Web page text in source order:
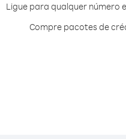
Ligue para qualquer número
Compre pacotes de